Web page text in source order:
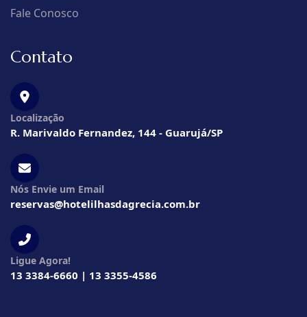
Fale Conosco
Contato
Localização
R. Marivaldo Fernandez, 144 - Guarujá/SP
Nós Envie um Email
reservas@hotelilhasdagrecia.com.br
Ligue Agora!
13 3384-6660 | 13 3355-4586